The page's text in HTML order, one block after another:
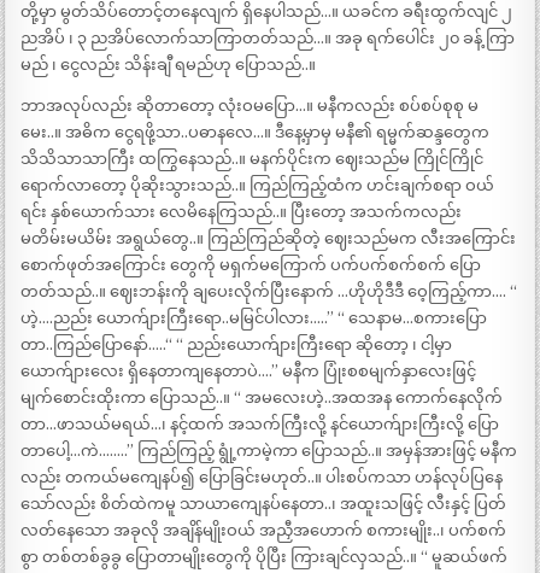
တို့မှာ မွတ်သိပ်တောင့်တနေလျက် ရှိနေပါသည်…။ ယခင်က ခရီးထွက်လျင် ၂
ညအိပ် ၊ ၃ ညအိပ်လောက်သာကြာတတ်သည်…။ အခု ရက်ပေါင်း ၂၀ ခန့် ကြာ
မည် ၊ ငွေလည်း သိန်းချီ ရမည်ဟု ပြောသည်..။
ဘာအလုပ်လည်း ဆိုတာတော့ လုံးဝမပြော…။ မနီကလည်း စပ်စပ်စုစု မ
မေး..။ အဓိက ငွေရဖို့သာ..ပဓာနလေ…။ ဒီနေ့မှာမှ မနီ၏ ရမ္မက်ဆန္ဒတွေက
သိသိသာသာကြီး ထကြွနေသည်..။ မနက်ပိုင်းက ဈေးသည်မ ကြိုင်ကြိုင်
ရောက်လာတော့ ပိုဆိုးသွားသည်..။ ကြည်ကြည့်ထံက ဟင်းချက်စရာ ဝယ်
ရင်း နှစ်ယောက်သား လေမိနေကြသည်..။ ပြီးတော့ အသက်ကလည်း
မတိမ်းမယိမ်း အရွယ်တွေ..။ ကြည်ကြည်ဆိုတဲ့ ဈေးသည်မက လီးအကြောင်း
စောက်ဖုတ်အကြောင်း တွေကို မရှက်မကြောက် ပက်ပက်စက်စက် ပြော
တတ်သည်..။ ဈေးဘန်းကို ချပေးလိုက်ပြီးနောက် …ဟိုဟိုဒီဒီ ဝေ့ကြည့်ကာ…. “
ဟဲ့….ညည်း ယောက်ျားကြီးရော..မမြင်ပါလား…..” “ သေနာမ…စကားပြော
တာ..ကြည်ပြောနော်…..“ “ ညည်းယောက်ျားကြီးရော ဆိုတော့ ၊ ငါ့မှာ
ယောက်ျားလေး ရှိနေတာကျနေတာပဲ….” မနီက ပြုံးစစမျက်နှာလေးဖြင့်
မျက်စောင်းထိုးကာ ပြောသည်..။ “ အမလေးဟဲ့..အထအန ကောက်နေလိုက်
တာ…ဖာသယ်မရယ်…၊ နင့်ထက် အသက်ကြီးလို့ နင်ယောက်ျားကြီးလို့ ပြော
တာပေါ့…ကဲ……..” ကြည်ကြည့် ရွုံ့ကာမဲ့ကာ ပြောသည်..။ အမှန်အားဖြင့် မနီက
လည်း တကယ်မကျေနပ်၍ ပြောခြင်းမဟုတ်..။ ပါးစပ်ကသာ ဟန်လုပ်ပြနေ
သော်လည်း စိတ်ထဲကမူ သာယာကျေနပ်နေတာ..၊ အထူးသဖြင့် လီးနှင့် ပြတ်
လတ်နေသော အခုလို အချိန်မျိုးဝယ် အညှီအဟောက် စကားမျိုး..၊ ပက်စက်
စွာ တစ်တစ်ခွခွ ပြောတာမျိုးတွေကို ပိုပြီး ကြားချင်လှသည်..။ “ မူဆယ်ဖက်